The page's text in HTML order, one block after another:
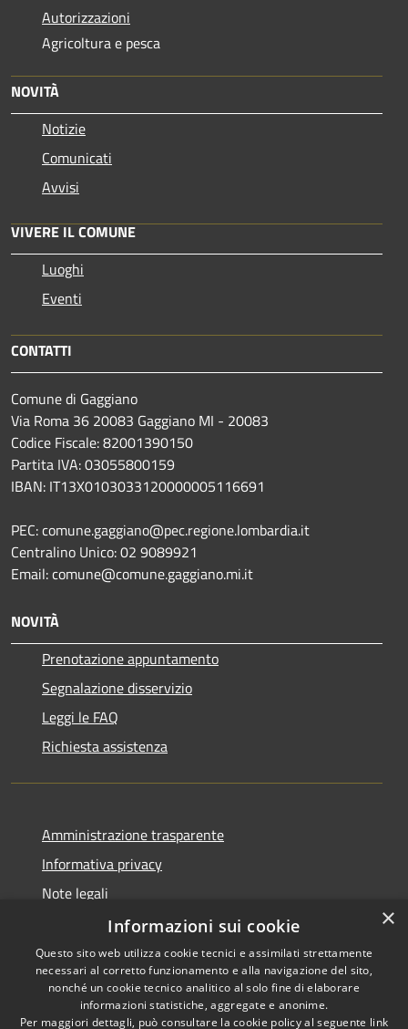
Autorizzazioni
Agricoltura e pesca
NOVITÀ
Notizie
Comunicati
Avvisi
VIVERE IL COMUNE
Luoghi
Eventi
CONTATTI
Comune di Gaggiano
Via Roma 36 20083 Gaggiano MI - 20083
Codice Fiscale: 82001390150
Partita IVA: 03055800159
IBAN: IT13X0103033120000005116691
PEC: comune.gaggiano@pec.regione.lombardia.it
Centralino Unico: 02 9089921
Email: comune@comune.gaggiano.mi.it
NOVITÀ
Prenotazione appuntamento
Segnalazione disservizio
Leggi le FAQ
Richiesta assistenza
Amministrazione trasparente
Informativa privacy
Note legali
Dichiarazione di accessibilità
RSS
Copyright © 2026 • Comune di
×
Informazioni sui cookie
Questo sito web utilizza cookie tecnici e assimilati strettamente
necessari al corretto funzionamento e alla navigazione del sito,
nonché un cookie tecnico analitico al solo fine di elaborare
informazioni statistiche, aggregate e anonime.
Per maggiori dettagli, può consultare la cookie policy al seguente link